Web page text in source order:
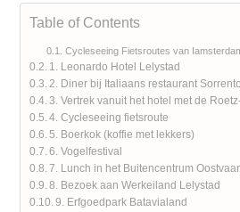
Table of Contents
Cycleseeing Fietsroutes van
1. Leonardo Hotel Lelystad
2. Diner bij Italiaans restaurant Sorrento
3. Vertrek vanuit het hotel met de
4. Cycleseeing fietsroute
5. Boerkok (koffie met lekkers)
6. Vogelfestival
7. Lunch in het Buitencentrum
8. Bezoek aan Werkeiland Lelystad
9. Erfgoedpark Batavialand